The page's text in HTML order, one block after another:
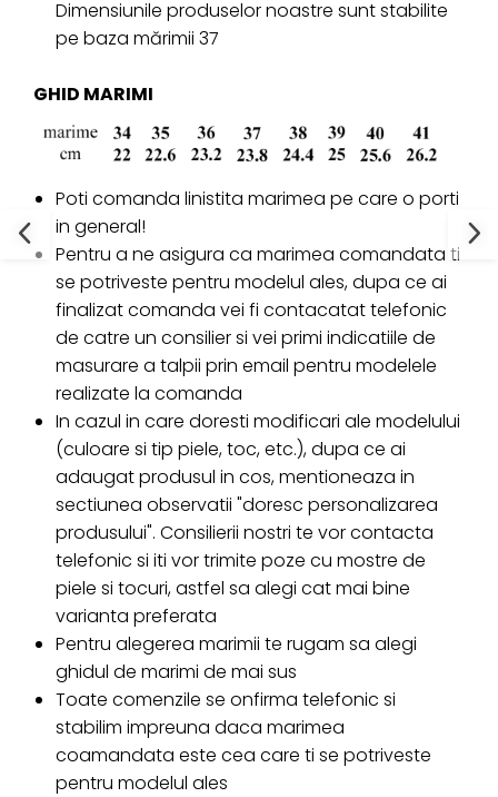
Dimensiunile produselor noastre sunt stabilite
pe baza mărimii 37
GHID MARIMI
Poti comanda linistita marimea pe care o porti
in general!
Pentru a ne asigura ca marimea comandata ti
se potriveste pentru modelul ales, dupa ce ai
finalizat comanda vei fi contacatat telefonic
de catre un consilier si vei primi indicatiile de
masurare a talpii prin email pentru modelele
realizate la comanda
In cazul in care doresti modificari ale modelului
(culoare si tip piele, toc, etc.), dupa ce ai
adaugat produsul in cos, mentioneaza in
sectiunea observatii "doresc personalizarea
produsului". Consilierii nostri te vor contacta
telefonic si iti vor trimite poze cu mostre de
piele si tocuri, astfel sa alegi cat mai bine
varianta preferata
Pentru alegerea marimii te rugam sa alegi
ghidul de marimi de mai sus
Toate comenzile se onfirma telefonic si
stabilim impreuna daca marimea
coamandata este cea care ti se potriveste
pentru modelul ales